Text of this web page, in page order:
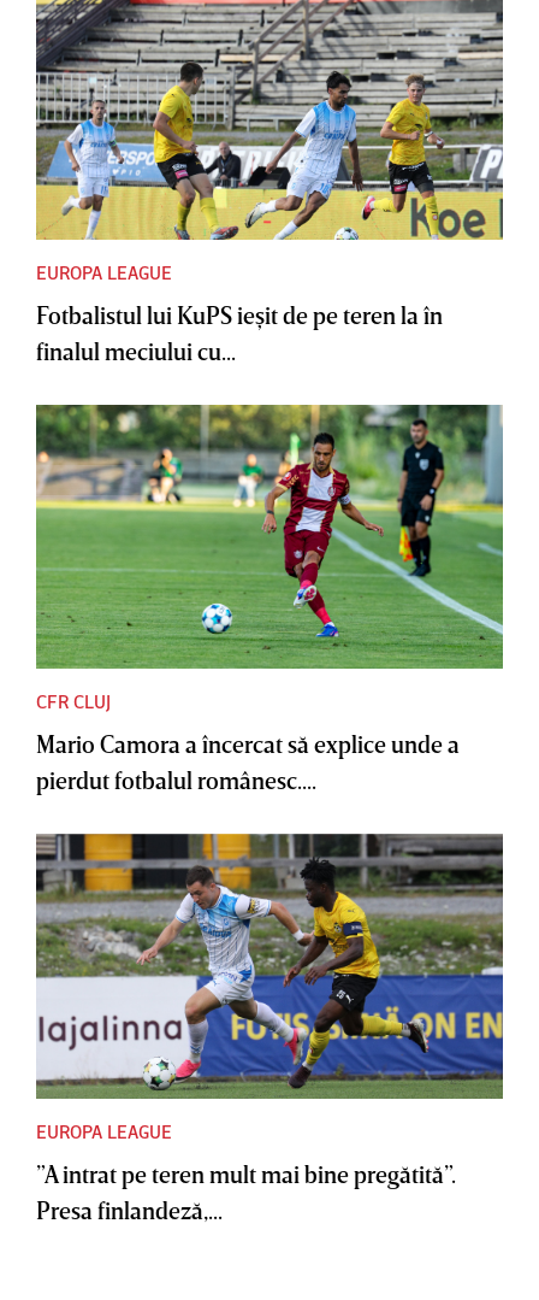
EUROPA LEAGUE
Fotbalistul lui KuPS ieşit de pe teren la în
finalul meciului cu...
CFR CLUJ
Mario Camora a încercat să explice unde a
pierdut fotbalul românesc....
EUROPA LEAGUE
”A intrat pe teren mult mai bine pregătită”.
Presa finlandeză,...